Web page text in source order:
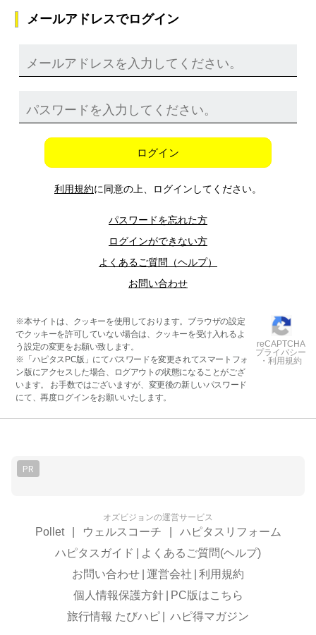
メールアドレスでログイン
ログイン
利用規約に同意の上、ログインしてください。
パスワードを忘れた方
ログインができない方
よくあるご質問（ヘルプ）
お問い合わせ
※本サイトは、クッキーを使用しております。ブラウザの設定
でクッキーを許可していない場合は、クッキーを受け入れるよ
う設定の変更をお願い致します。
※「ハピタスPC版」にてパスワードを変更されてスマートフォ
ン版にアクセスした場合、ログアウトの状態になることがござ
います。 お手数ではございますが、変更後の新しいパスワード
にて、再度ログインをお願いいたします。
reCAPTCHA
プライバシー
・利用規約
PR
オズビジョンの運営サービス
Pollet ウェルスコーチ
ハピタスリフォーム
ハピタスガイド
よくあるご質問(ヘルプ)
お問い合わせ 運営会社
利用規約
個人情報保護方針
PC版はこちら
旅行情報 たびハピ
ハピ得マガジン